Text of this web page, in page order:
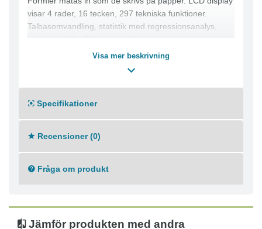
visar 4 rader, 16 tecken, 297 tekniska funktioner.
Talbasomvandling, statistik med regressionsanalys,
beräkning av formler. 4.500 programsteg. Kan även
Drivs med 1 batteri CR2032, medföljer
3 års garanti
Visa mer beskrivning
Specifikationer
Recensioner (0)
Fråga om produkt
Jämför produkten med andra